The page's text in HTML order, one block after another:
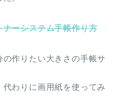
ナーシステム手帳作り方
作りたい大きさの手帳サ
わりに画用紙を使ってみ